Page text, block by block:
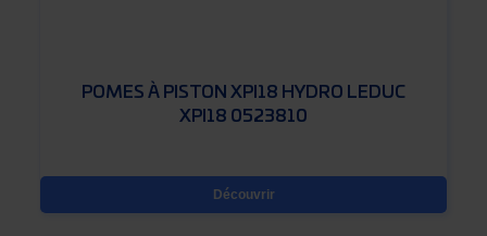
POMES À PISTON XPI18 HYDRO LEDUC
XPI18 0523810
Découvrir